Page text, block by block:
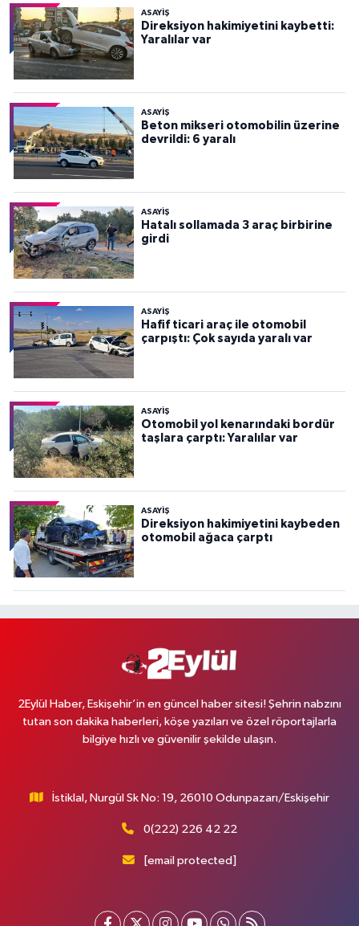
ASAYİŞ
Direksiyon hakimiyetini kaybetti:
Yaralılar var
ASAYİŞ
Beton mikseri otomobilin üzerine
devrildi: 6 yaralı
ASAYİŞ
Hatalı sollamada 3 araç birbirine
girdi
ASAYİŞ
Hafif ticari araç ile otomobil
çarpıştı: Çok sayıda yaralı var
ASAYİŞ
Otomobil yol kenarındaki bordür
taşlara çarptı: Yaralılar var
ASAYİŞ
Direksiyon hakimiyetini kaybeden
otomobil ağaca çarptı
2Eylül Haber, Eskişehir’in en güncel haber sitesi! Şehrin nabzını
tutan son dakika haberleri, köşe yazıları ve özel röportajlarla
bilgiye hızlı ve güvenilir şekilde ulaşın.
İstiklal, Nurgül Sk No: 19, 26010 Odunpazarı/Eskişehir
0(222) 226 42 22
[email protected]